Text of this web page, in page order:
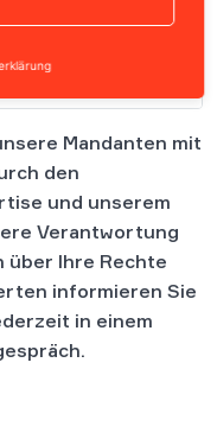
Mandanten mit
den
und unserem
Verantwortung
über Ihre Rechte
informieren Sie
in einem